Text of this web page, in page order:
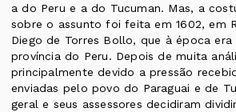
a do Peru e a do Tucuman. Mas, a
sobre o assunto foi feita em 1602, em
Diego de Torres Bollo, que à época
província do Peru. Depois de muita
principalmente devido a pressão
enviadas pelo povo do Paraguai e de
geral e seus assessores decidiram